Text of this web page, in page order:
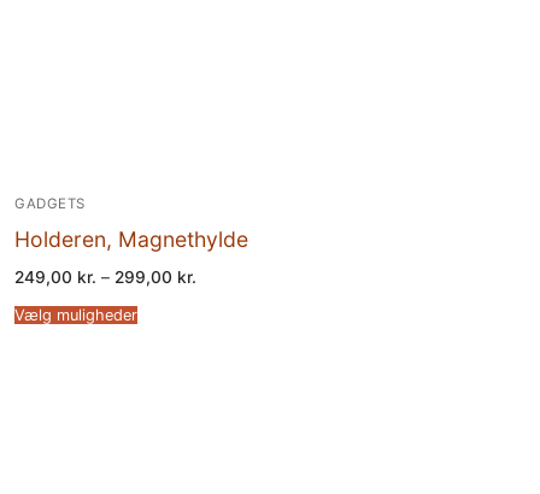
GADGETS
Holderen, Magnethylde
249,00 kr. – 299,00 kr.
Vælg mulighederDette